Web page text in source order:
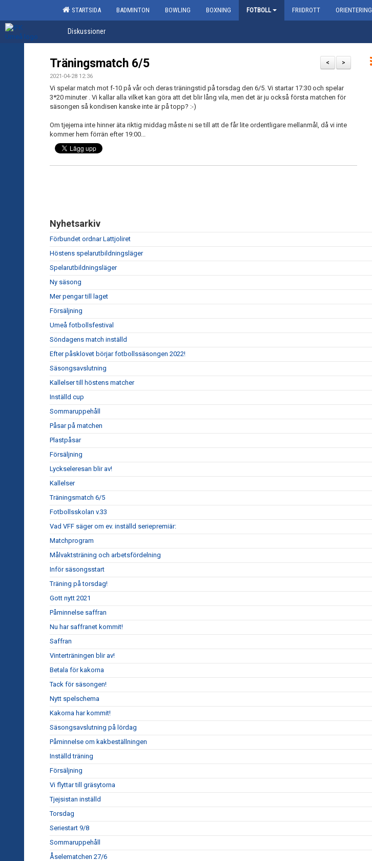
STARTSIDA BADMINTON BOWLING BOXNING FOTBOLL FRIIDROTT ORIENTERING
Diskussioner
>
<
Träningsmatch 6/5
2021-04-28 12:36
Vi spelar match mot f-10 på vår och deras träningstid på torsdag den 6/5. Vi startar 17:30 och spelar
3*20 minuter . Vi kallar alla vilket kan göra att det blir lång vila, men det är ju också första matchen för
säsongen så kondisen kanske inte är på topp? :-)
Om tjejerna inte hinner äta riktig middag måste ni se till att de får lite ordentligare mellanmål, då vi inte
kommer hem förrän efter 19:00...
Nyhetsarkiv
Förbundet ordnar Lattjoliret
Höstens spelarutbildningsläger
Spelarutbildningsläger
Ny säsong
Mer pengar till laget
Försäljning
Umeå fotbollsfestival
Söndagens match inställd
Efter påsklovet börjar fotbollssäsongen 2022!
Säsongsavslutning
Kallelser till höstens matcher
Inställd cup
Sommaruppehåll
Påsar på matchen
Plastpåsar
Försäljning
Lyckseleresan blir av!
Kallelser
Träningsmatch 6/5
Fotbollsskolan v.33
Vad VFF säger om ev. inställd seriepremiär:
Matchprogram
Målvaktsträning och arbetsfördelning
Inför säsongsstart
Träning på torsdag!
Gott nytt 2021
Påminnelse saffran
Nu har saffranet kommit!
Saffran
Vinterträningen blir av!
Betala för kakorna
Tack för säsongen!
Nytt spelschema
Kakorna har kommit!
Säsongsavslutning på lördag
Påminnelse om kakbeställningen
Inställd träning
Försäljning
Vi flyttar till gräsytorna
Tjejsistan inställd
Torsdag
Seriestart 9/8
Sommaruppehåll
Åselematchen 27/6